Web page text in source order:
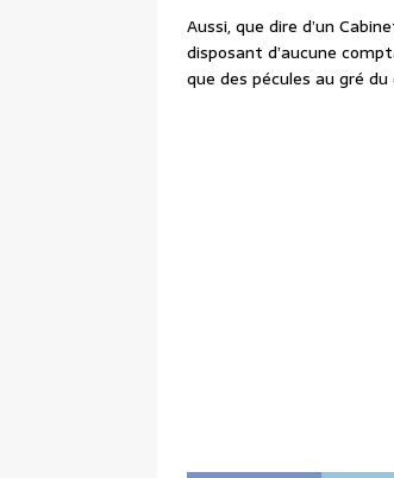
Aussi, que dire d’un
disposant d’aucune
que des pécules au gré